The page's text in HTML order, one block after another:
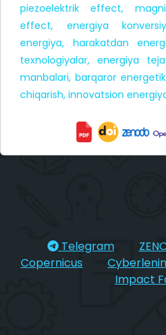
piezoelektrik effect,
effect, energiya
energiya, harakatdan
texnologiyalar, energiya
manbalari, barqaror
chiqarish, innovatsion
Telegram
Copernicus
Impact